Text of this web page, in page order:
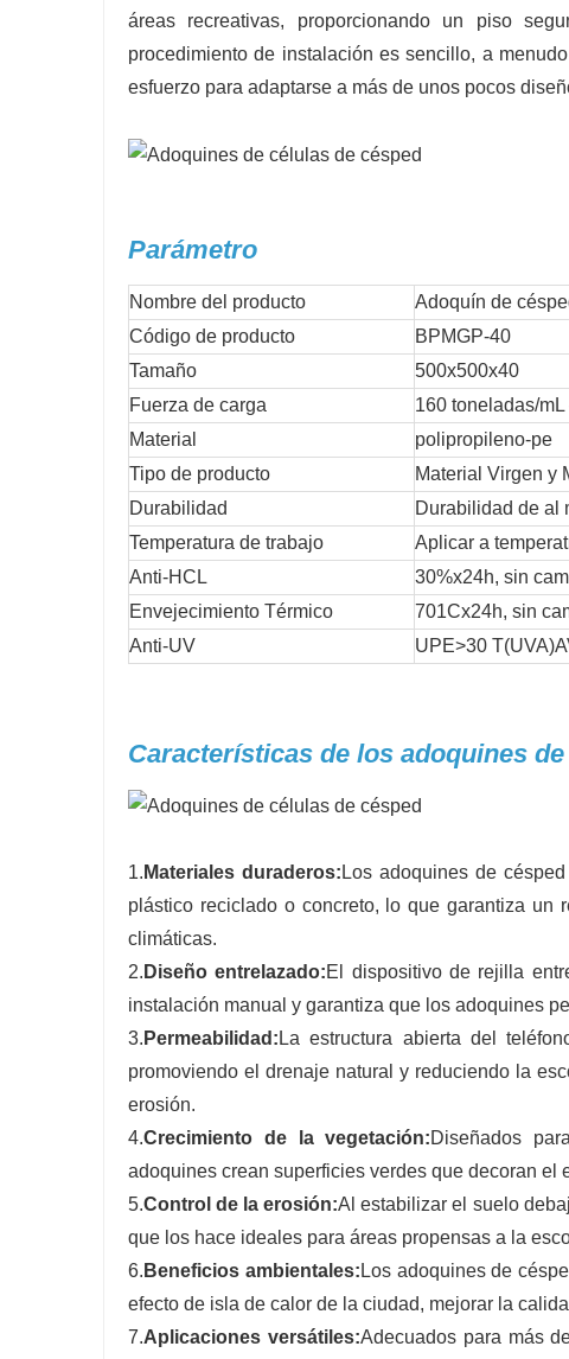
áreas recreativas, proporcionando un piso
procedimiento de instalación es sencillo, a
esfuerzo para adaptarse a más de unos pocos
Parámetro
Nombre del producto
Adoquín de
Código de producto
BPMGP-40
Tamaño
500x500x40
Fuerza de carga
160 toneladas/
Material
polipropileno-pe
Tipo de producto
Material Virgen y
Durabilidad
Durabilidad de al
Temperatura de trabajo
Aplicar a
Anti-HCL
30%x24h, sin
Envejecimiento Térmico
701Cx24h, sin
Anti-UV
UPE>30
Características de los adoquines
1. Materiales duraderos: Los adoquines de
plástico reciclado o concreto, lo que garantiza un
climáticas.
2. Diseño entrelazado:El dispositivo de rejilla
instalación manual y garantiza que los adoquines
3. Permeabilidad: La estructura abierta del
promoviendo el drenaje natural y reduciendo la
erosión.
4.Crecimiento de la vegetación:Diseñados
adoquines crean superficies verdes que decoran el
5.Control de la erosión:Al estabilizar el suelo
que los hace ideales para áreas propensas a la
6. Beneficios ambientales: Los adoquines de
efecto de isla de calor de la ciudad, mejorar la
7.Aplicaciones versátiles:Adecuados para más